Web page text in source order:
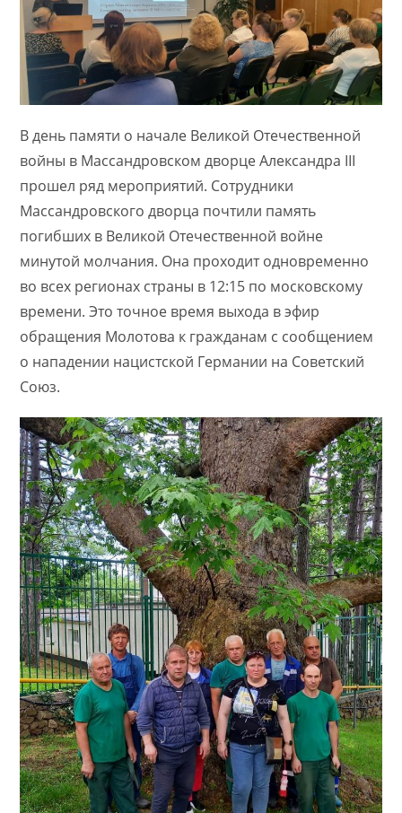
В день памяти о начале Великой Отечественной
войны в Массандровском дворце Александра III
прошел ряд мероприятий. Сотрудники
Массандровского дворца почтили память
погибших в Великой Отечественной войне
минутой молчания. Она проходит одновременно
во всех регионах страны в 12:15 по московскому
времени. Это точное время выхода в эфир
обращения Молотова к гражданам с сообщением
о нападении нацистской Германии на Советский
Союз.